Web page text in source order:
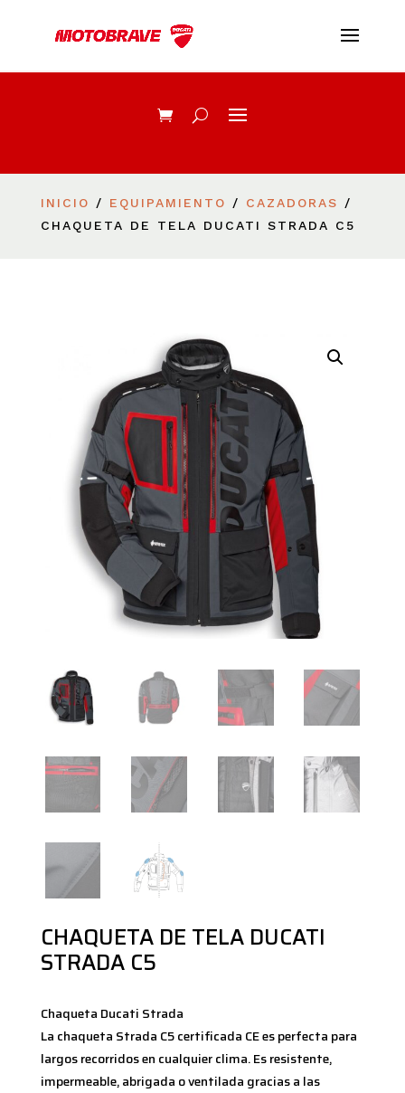
INICIO / EQUIPAMIENTO / CAZADORAS
/
CHAQUETA DE TELA DUCATI STRADA C5
CHAQUETA DE TELA DUCATI
STRADA C5
Chaqueta Ducati Strada
La chaqueta Strada C5 certificada CE es perfecta para
largos recorridos en cualquier clima. Es resistente,
impermeable, abrigada o ventilada gracias a las